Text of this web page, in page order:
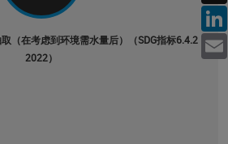
（在考虑到环境需水量后）（SDG指标6.4.2，
2022）